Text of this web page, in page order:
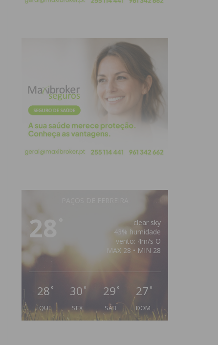
28
clear sky
43% humidade
vento: 4m/s O
MAX 28 • MIN 28
28 °
QUI
30 °
SEX
29 °
SÁB
27 °
DOM